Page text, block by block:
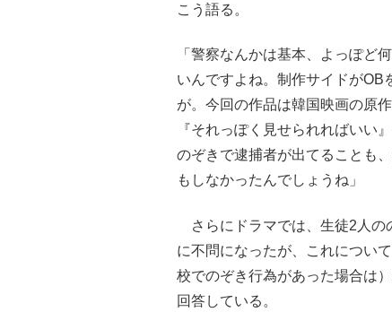
こう語る。
「警察なんかは基本、よっぽど
いんですよね。制作サイドが
が。今回の作品は韓国映画の原
『それっぽく見せられればいい
のぞきで逮捕者が出てることも
もしなかったんでしょうね」
さらにドラマでは、生徒2人の
に不問になったが、これについ
校でのぞき行為があった場合は
回答している。